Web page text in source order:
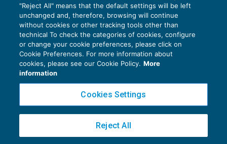
Privacy Policy
Cookie Policy
Copyright 2016 ©Gruppo Euroconference S.p.A.v2.32.3
Piazza Luigi Einaudi, 10N01 - 20124 Milano - info@ecnews.it
"Reject All" means that the default settings will be left
unchanged and, therefore, browsing will continue
without cookies or other tracking tools other than
technical To check the categories of cookies, configure
or change your cookie preferences, please click on
Cookie Preferences. For more information about
cookies, please see our Cookie Policy. More
information
Cookies Settings
Reject All